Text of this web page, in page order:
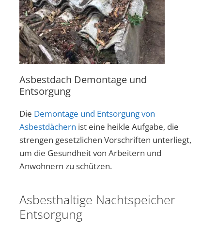
Asbestdach Demontage und
Entsorgung
Die Demontage und Entsorgung von
Asbestdächern ist eine heikle Aufgabe, die
strengen gesetzlichen Vorschriften unterliegt,
um die Gesundheit von Arbeitern und
Anwohnern zu schützen.
Asbesthaltige Nachtspeicher
Entsorgung